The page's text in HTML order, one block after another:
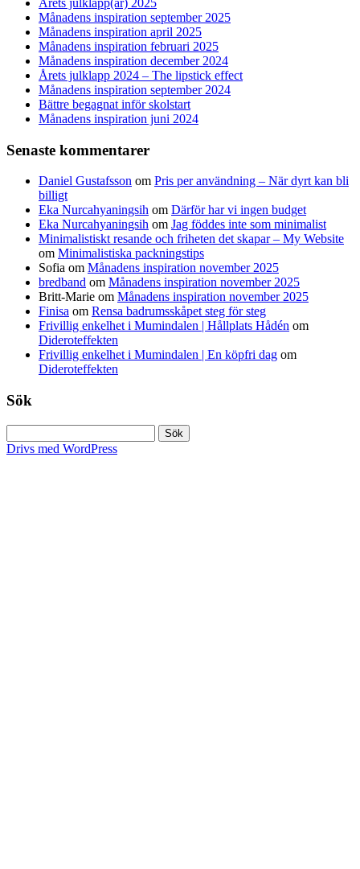
Månadens inspiration september 2025
Månadens inspiration april 2025
Månadens inspiration februari 2025
Månadens inspiration december 2024
Årets julklapp 2024 – The lipstick effect
Månadens inspiration september 2024
Bättre begagnat inför skolstart
Månadens inspiration juni 2024
Senaste kommentarer
Daniel Gustafsson om Pris per användning – När dyrt kan bli
billigt
Eka Nurcahyaningsih om Därför har vi ingen budget
Eka Nurcahyaningsih om Jag föddes inte som minimalist
Minimalistiskt resande och friheten det skapar – My Website
om Minimalistiska packningstips
Sofia om Månadens inspiration november 2025
bredband om Månadens inspiration november 2025
Britt-Marie om Månadens inspiration november 2025
Finisa om Rensa badrumsskåpet steg för steg
Frivillig enkelhet i Mumindalen | Hållplats Hådén om
Dideroteffekten
Frivillig enkelhet i Mumindalen | En köpfri dag om
Dideroteffekten
Sök
efter:
Drivs med WordPress